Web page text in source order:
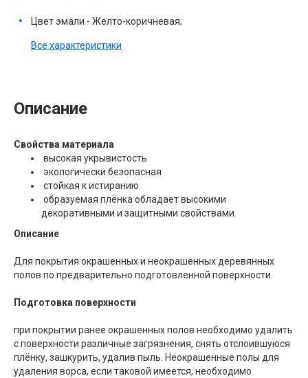
Цвет эмали - Желто-коричневая;
Все характеристики
Описание
Свойства материала
высокая укрывистость
экологически безопасная
стойкая к истиранию
образуемая плёнка обладает высокими
декоративными и защитными свойствами.
Описание
Для покрытия окрашенных и неокрашенных деревянных
полов по предварительно подготовленной поверхности.
Подготовка поверхности
при покрытии ранее окрашенных полов необходимо удалить
с поверхности различные загрязнения, снять отслоившуюся
плёнку, зашкурить, удалив пыль. Неокрашенные полы для
удаления ворса, если таковой имеется, необходимо